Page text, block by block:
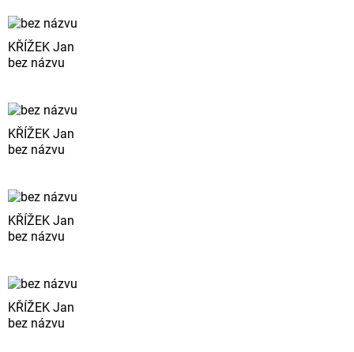
KŘÍŽEK Jan
bez názvu
KŘÍŽEK Jan
bez názvu
KŘÍŽEK Jan
bez názvu
KŘÍŽEK Jan
bez názvu